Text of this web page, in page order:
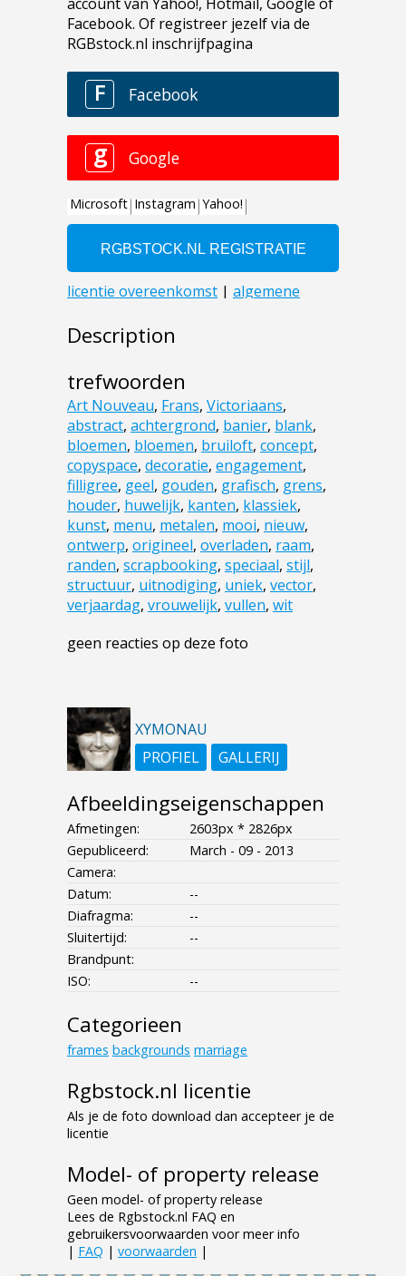
Description
trefwoorden
Art Nouveau, Frans, Victoriaans,
abstract, achtergrond, banier, blank,
bloemen, bloemen, bruiloft, concept,
copyspace, decoratie, engagement,
filligree, geel, gouden, grafisch, grens,
houder, huwelijk, kanten, klassiek,
kunst, menu, metalen, mooi, nieuw,
ontwerp, origineel, overladen, raam,
randen, scrapbooking, speciaal, stijl,
structuur, uitnodiging, uniek, vector,
verjaardag, vrouwelijk, vullen, wit
geen reacties op deze foto
XYMONAU
PROFIEL
GALLERIJ
Afbeeldingseigenschappen
Afmetingen:
2603px * 2826px
Gepubliceerd:
March - 09 - 2013
Camera:
Datum:
--
Diafragma:
--
Sluitertijd:
--
Brandpunt:
ISO:
--
Categorieen
frames backgrounds marriage
Rgbstock.nl licentie
Als je de foto download dan accepteer je de
licentie
Model- of property release
Geen model- of property release
Lees de Rgbstock.nl FAQ en
gebruikersvoorwaarden voor meer info
| FAQ | voorwaarden |